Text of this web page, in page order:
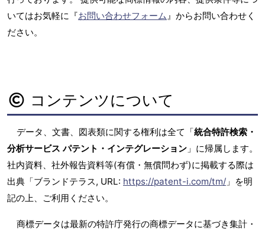
いてはお気軽に『お問い合わせフォーム』からお問い合わせく
ださい。
コンテンツについて
データ、文書、図表類に関する権利は全て「統合特許検索・
分析サービス パテント・インテグレーション 」に帰属します。
社内資料、社外報告資料等(有償・無償問わず)に掲載する際は
出典「ブランドテラス, URL: https://patent-i.com/tm/ 」を明
記の上、ご利用ください。
商標データは最新の特許庁発行の商標データに基づき集計・